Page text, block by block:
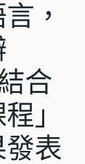
，
合
」
表